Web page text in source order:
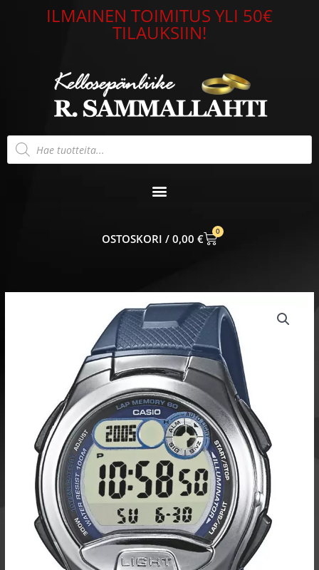
ILMAINEN TOIMITUS YLI 50€
TILAUKSIIN!
Products
search
0,00 €
0
CART